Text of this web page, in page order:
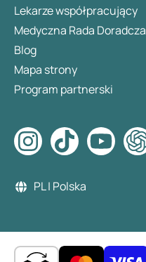
Lekarze współpracujący
Medyczna Rada Doradcza
Blog
Mapa strony
Program partnerski
PL | Polska